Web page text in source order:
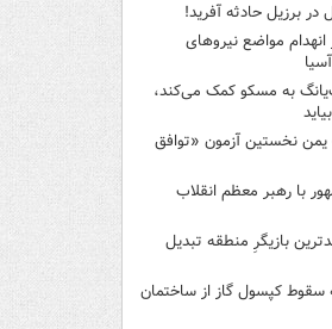
برزیل حادثه آفرید!
انهدام مواضع نیروهای
به مسکو کمک می‌کند،
یمن نخستین آزمون «توافق
با رهبر معظم انقلاب
بازیگرِ منطقه تبدیل
سقوط کپسول گاز از ساختمان